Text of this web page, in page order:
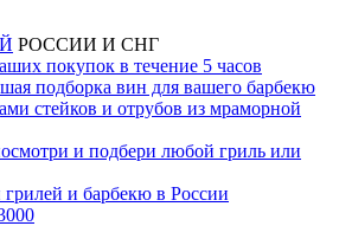
РОССИИ И СНГ
покупок в течение 5 часов
подборка вин для вашего барбекю
стейков и отрубов из мраморной
и подбери любой гриль или
грилей и барбекю в России